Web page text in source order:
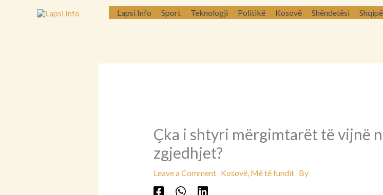
Lapsi Info Sport Teknologji Politikë Kosovë Shëndetësi
Çka i shtyri mërgimtarët të vijnë
zgjedhjet?
Leave a Comment Kosovë, Më të funditBy